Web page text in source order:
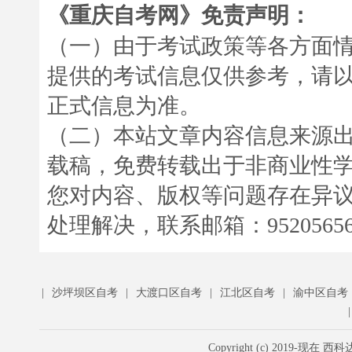
《重庆自考网》免责声明：
（一）由于考试政策等各方面
提供的考试信息仅供参考，请
正式信息为准。
（二）本站文章内容信息来源
载稿，免费转载出于非商业性
您对内容、版权等问题存在异
处理解决，联系邮箱：
沙坪坝区自考 大渡口区自考 江北区自考
渝中区自考
Copyright (c) 2019-现在 西